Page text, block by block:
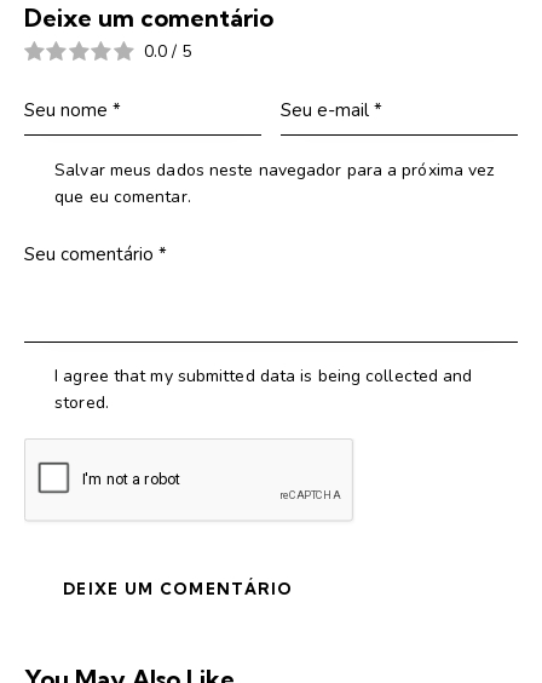
Deixe um comentário
0.0 / 5
Salvar meus dados neste navegador para a próxima vez
que eu comentar.
I agree that my submitted data is being collected and
stored.